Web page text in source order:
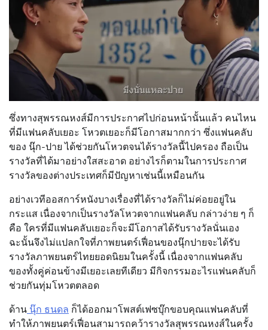
ซึ่งทางสุพรรณหงส์มีการประกาศไปก่อนหน้านั้นแล้ว คนไหน
ที่มีแฟนคลับเยอะ โหวตเยอะก็มีโอกาสมากกว่า ซึ่งแฟนคลับ
ของ นุ๊ก-ปาย ได้ช่วยกันโหวตจนได้รางวัลนี้ไปครอง ถือเป็น
รางวัลที่ได้มาอย่างใสสะอาด อย่างไรก็ตามในการประกาศ
รางวัลของต่างประเทศก็มีปัญหาเช่นนี้เหมือนกัน
อย่างเวทีออสการ์หนังบางเรื่องที่ได้รางวัลก็ไม่ค่อยอยู่ใน
กระแส เนื่องจากเป็นรางวัลโหวตจากแฟนคลับ กล่าวง่าย ๆ ก็
คือ ใครที่มีแฟนคลับเยอะก็จะมีโอกาสได้รับรางวัลนั่นเอง
ฉะนั้นจึงไม่แปลกใจที่ภาพยนตร์เฟื่อนของนุ๊กปายจะได้รับ
รางวัลภาพยนตร์ไทยยอดนิยมในครั้งนี้ เนื่องจากแฟนคลับ
ของทั้งคู่ค่อนข้างมีเยอะเลยทีเดียว มีกิจกรรมอะไรแฟนคลับก็
ช่วยกันทุ่มโหวตตลอด
ด้าน นุ๊ก ธนดล ก็ได้ออกมาโพสต์เฟซบุ๊กขอบคุณแฟนคลับที่
ทำให้ภาพยนตร์เฟื่อนสามารถคว้ารางวัลสุพรรณหงส์ในครั้ง